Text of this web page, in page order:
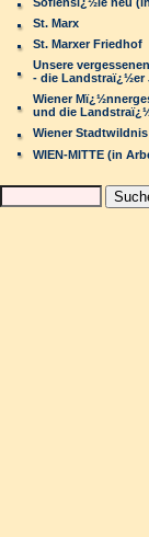
St. Marx
St. Marxer Friedhof
Unsere
- die Landstraï¿½er
Wiener
und die
Wiener
WIEN-MITTE (in